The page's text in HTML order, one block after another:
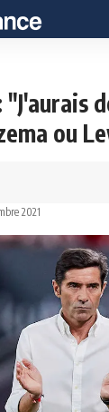
ou
2021